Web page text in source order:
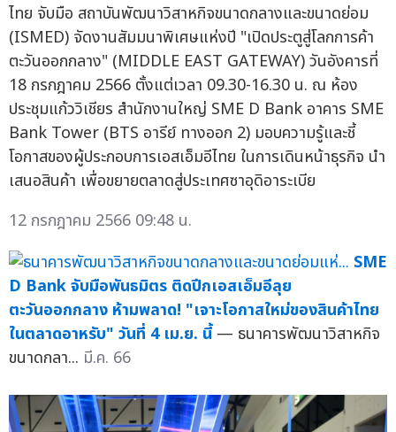
ไทย จับมือ สถาบันพัฒนาวิสาหกิจขนาดกลางและขนาดย่อม
(ISMED) จัดงานสัมมนาพิเศษแห่งปี "เปิดประตูสู่โลกการค้า
ตะวันออกกลาง" (MIDDLE EAST GATEWAY) วันอังคารที่
18 กรกฎาคม 2566 ตั้งแต่เวลา 09.30-16.30 น. ณ ห้อง
ประชุมแก้ววิเชียร สำนักงานใหญ่ SME D Bank อาคาร SME
Bank Tower (BTS อารีย์ ทางออก 2) มอบความรู้และชี้
โอกาสของผู้ประกอบการเอสเอ็มอีไทย ในการเดินหน้าธุรกิจ นำ
เสนอสินค้า เพื่อขยายตลาดสู่ประเทศซาอุดิอาระเบีย
12 กรกฎาคม 2566 09:48 น.
SME
D Bank จับมือพันธมิตร ติดปีกเอสเอ็มอีลุย
ตะวันออกกลาง ห้ามพลาด! "เจาะโอกาสใหม่ของสินค้าไทย
ในตลาดอาหรับ" วันที่ 4 เม.ย. นี้ — ธนาคารพัฒนาวิสาหกิจ
ขนาดกลา... มี.ค. 66